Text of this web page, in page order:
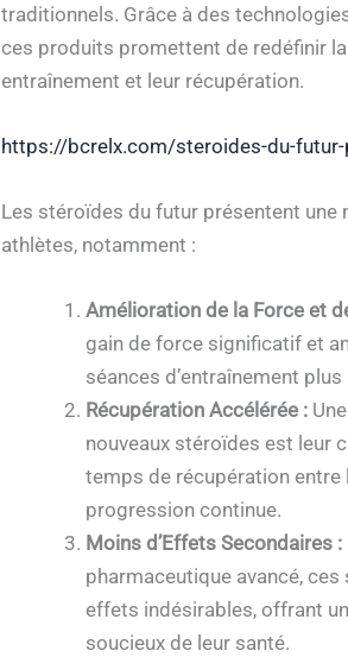
traditionnels. Grâce à des
ces produits promettent de redéfinir
entraînement et leur récupération.
https://bcrelx.com/steroides-du-
Les stéroïdes du futur présentent une
athlètes, notamment :
Amélioration de la Force et
gain de force significatif et
séances d’entraînement
Récupération Accélérée :
nouveaux stéroïdes est leur
temps de récupération entre
progression continue.
Moins d’Effets Secondaires :
pharmaceutique avancé,
effets indésirables, offrant
soucieux de leur santé.